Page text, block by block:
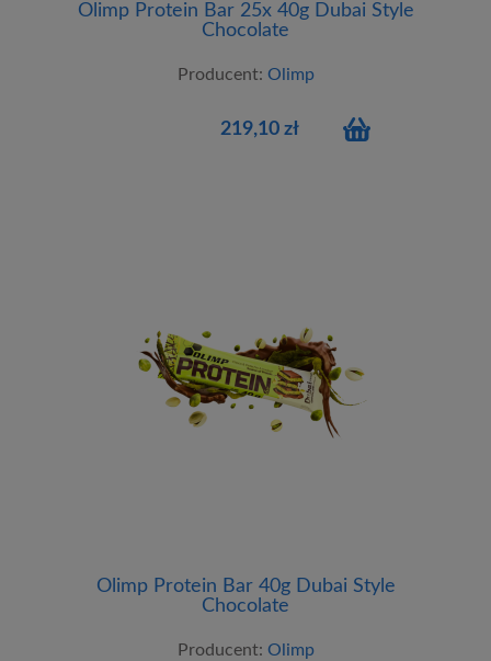
Olimp Protein Bar 25x 40g Dubai Style
Chocolate
Producent: Olimp
219,10 zł
Olimp Protein Bar 40g Dubai Style
Chocolate
Producent: Olimp